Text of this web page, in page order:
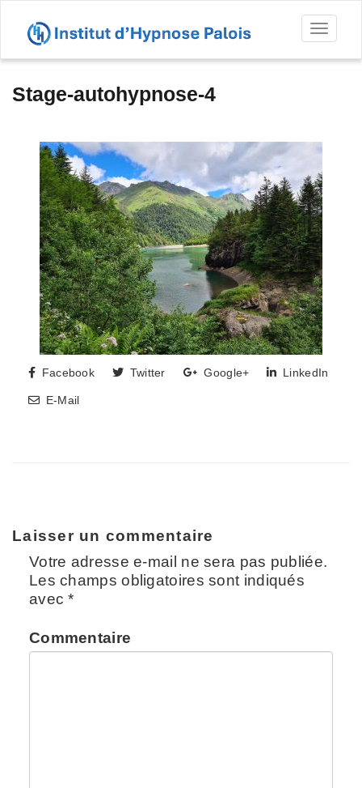
Stage-autohypnose-4
Facebook Twitter Google+ LinkedIn
E-Mail
Laisser un commentaire
Votre adresse e-mail ne sera pas publiée.
Les champs obligatoires sont indiqués
avec*
Commentaire